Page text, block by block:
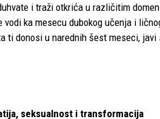
i traži otkrića u različitim
vodi ka mesecu dubokog učenja i
ti donosi u narednih šest meseci,
seksualnost i transformacija